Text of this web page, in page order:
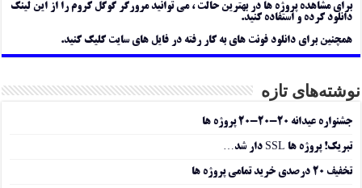
برای مشاهده پروژه ها در بهترین حالت ، می توانید مرورگر گوگل کروم را از این لینک
دانلود کرده و استفاده کنید.
همچنین برای دانلود فونت های به کار رفته در فایل های سایت کلیک کنید.
نوشته‌های تازه
جشنواره عیدانه ۲۰-۲۰-۲۰ پروژه ها
تبریک! پروژه ها SSL دار شد…
تخفیف ۲۰ درصدی خرید تمامی پروژه ها